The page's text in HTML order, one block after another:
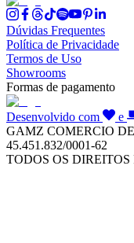
Dúvidas Frequentes
Política de Privacidade
Termos de Uso
Showrooms
Formas de pagamento
Desenvolvido com e
GAMZ COMERCIO
45.451.832/0001-62
TODOS OS DIREITOS